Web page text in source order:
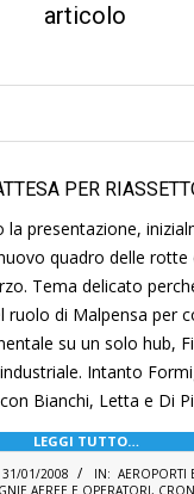
articolo
PER
la presentazione,
quadro delle rotte
Tema delicato
ruolo di Malpensa per
su un solo hub,
Intanto
Bianchi, Letta e Di
LEGGI TUTTO…
31/01/2008 IN: AEROPORTI
AEREE E OPERATORI,